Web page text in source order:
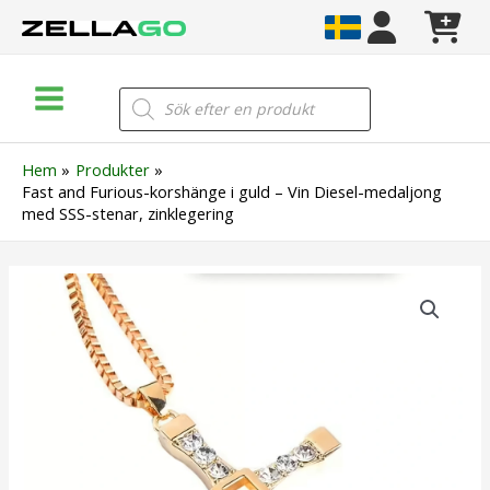
Menu
Products
search
Hem
Produkter
Fast and Furious-korshänge i guld – Vin Diesel-medaljong
med SSS-stenar, zinklegering
Furious-
korshänge